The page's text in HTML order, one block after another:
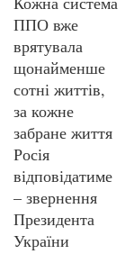
ППО вже
врятувала
щонайменше
сотні життів,
за кожне
забране життя
Росія
відповідатиме
– звернення
Президента
України